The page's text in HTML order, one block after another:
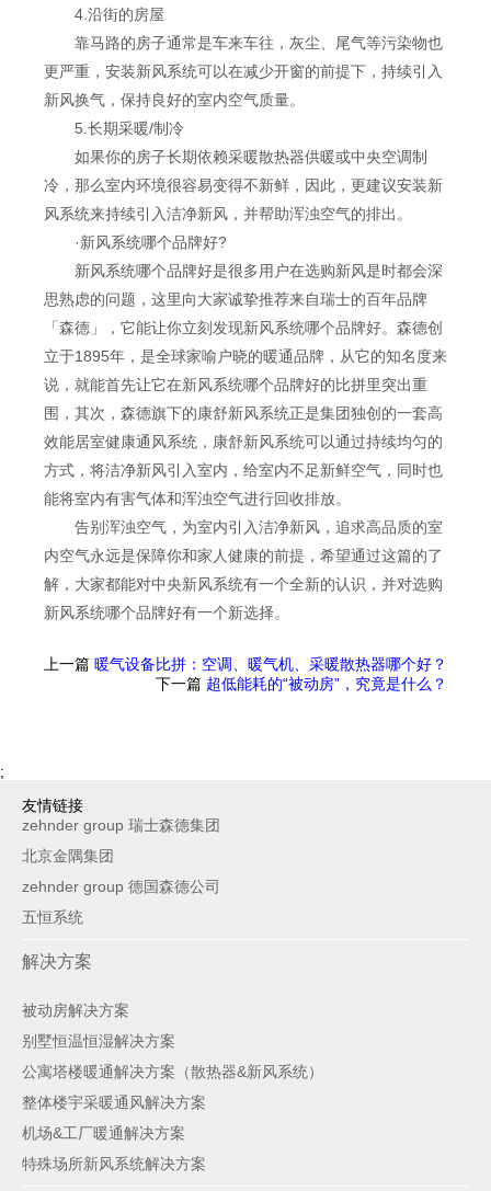
4.沿街的房屋
靠马路的房子通常是车来车往，灰尘、尾气等污染物也
更严重，安装新风系统可以在减少开窗的前提下，持续引入
新风换气，保持良好的室内空气质量。
5.长期采暖/制冷
如果你的房子长期依赖采暖散热器供暖或中央空调制
冷，那么室内环境很容易变得不新鲜，因此，更建议安装新
风系统来持续引入洁净新风，并帮助浑浊空气的排出。
·新风系统哪个品牌好?
新风系统哪个品牌好是很多用户在选购新风是时都会深
思熟虑的问题，这里向大家诚挚推荐来自瑞士的百年品牌
「森德」，它能让你立刻发现新风系统哪个品牌好。森德创
立于1895年，是全球家喻户晓的暖通品牌，从它的知名度来
说，就能首先让它在新风系统哪个品牌好的比拼里突出重
围，其次，森德旗下的康舒新风系统正是集团独创的一套高
效能居室健康通风系统，康舒新风系统可以通过持续均匀的
方式，将洁净新风引入室内，给室内不足新鲜空气，同时也
能将室内有害气体和浑浊空气进行回收排放。
告别浑浊空气，为室内引入洁净新风，追求高品质的室
内空气永远是保障你和家人健康的前提，希望通过这篇的了
解，大家都能对中央新风系统有一个全新的认识，并对选购
新风系统哪个品牌好有一个新选择。
上一篇 暖气设备比拼：空调、暖气机、采暖散热器哪个好？
下一篇 超低能耗的“被动房”，究竟是什么？
;
友情链接
zehnder group 瑞士森德集团
北京金隅集团
zehnder group 德国森德公司
五恒系统
解决方案
被动房解决方案
别墅恒温恒湿解决方案
公寓塔楼暖通解决方案（散热器&新风系统）
整体楼宇采暖通风解决方案
机场&工厂暖通解决方案
特殊场所新风系统解决方案